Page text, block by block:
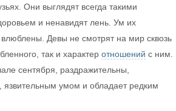
Они выглядят всегда такими
и ненавидят лень. Ум их
влюблены. Девы не смотрят на мир сквозь
так и характеротношений с ним.
сентября, раздражительны,
язвительным умом и обладает редким